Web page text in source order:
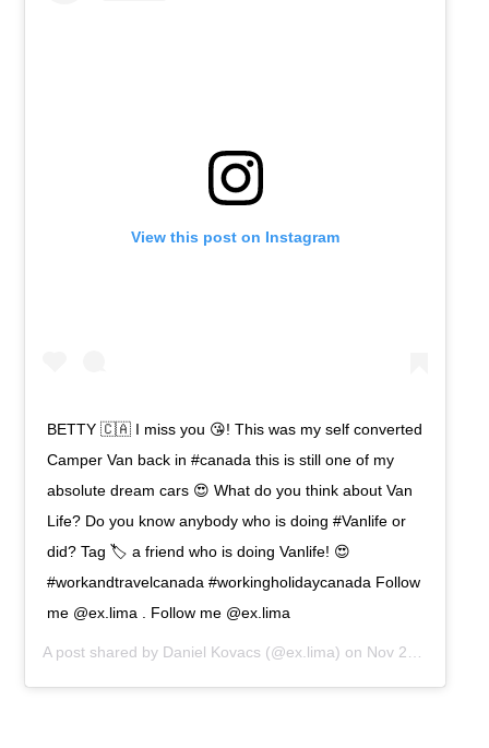
View this post on Instagram
BETTY 🇨🇦 I miss you 😘! This was my self converted
Camper Van back in #canada this is still one of my
absolute dream cars 😍 What do you think about Van
Life? Do you know anybody who is doing #Vanlife or
did? Tag 🏷 a friend who is doing Vanlife! 😍
#workandtravelcanada #workingholidaycanada Follow
me @ex.lima . Follow me @ex.lima
A post shared by Daniel Kovacs (@ex.lima) on Nov 21, 2019 at 10:34am PST